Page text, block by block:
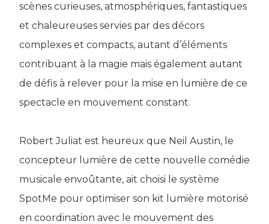
scènes curieuses, atmosphériques, fantastiques
et chaleureuses servies par des décors
complexes et compacts, autant d’éléments
contribuant à la magie mais également autant
de défis à relever pour la mise en lumière de ce
spectacle en mouvement constant.
Robert Juliat est heureux que Neil Austin, le
concepteur lumière de cette nouvelle comédie
musicale envoûtante, ait choisi le système
SpotMe pour optimiser son kit lumière motorisé
en coordination avec le mouvement des